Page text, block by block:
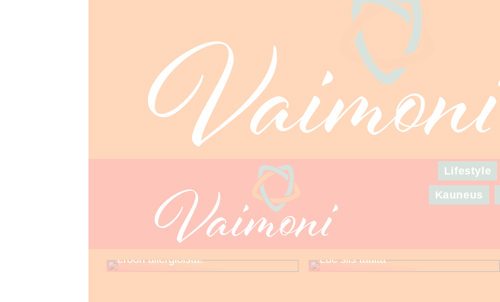
Lifestyle
Kauneus
eroon allergioista!
Puuttuuko sinulta asuinspiraatio
Lue siis täältä